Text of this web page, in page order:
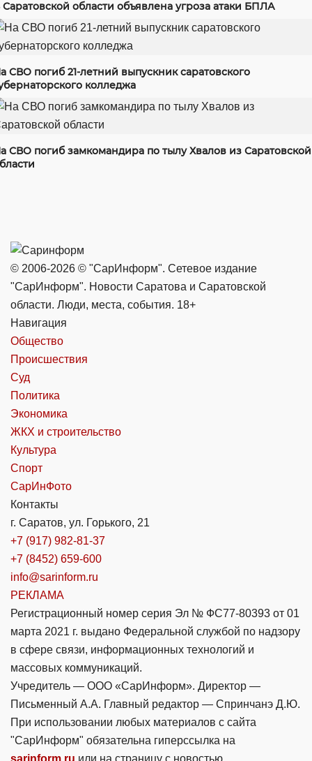
Саратовской области объявлена угроза атаки БПЛА
СВО погиб 21-летний выпускник саратовского
колледжа
СВО погиб замкомандира по тылу Хвалов из Саратовской
© 2006-2026 © "СарИнформ". Сетевое издание
"СарИнформ". Новости Саратова и Саратовской
области. Люди, места, события. 18+
Навигация
Общество
Происшествия
Суд
Политика
Экономика
ЖКХ и строительство
Культура
Спорт
СарИнФото
Контакты
г. Саратов, ул. Горького, 21
+7 (917) 982-81-37
+7 (8452) 659-600
info@sarinform.ru
РЕКЛАМА
Регистрационный номер серия Эл № ФС77-80393 от 01
марта 2021 г. выдано Федеральной службой по надзору
в сфере связи, информационных технологий и
массовых коммуникаций.
Учредитель — ООО «СарИнформ». Директор —
Письменный А.А. Главный редактор — Спринчанэ Д.Ю.
При использовании любых материалов с сайта
"СарИнформ" обязательна гиперссылка на
sarinform.ru или на страницу с новостью.